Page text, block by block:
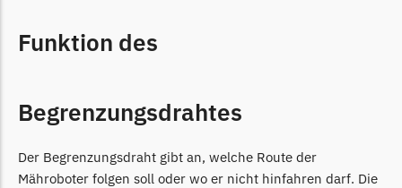
Powerplus
Begrenzungsdraht
Funktion des
Begrenzungsdrahtes
Der Begrenzungsdraht gibt an, welche Route der
Mähroboter folgen soll oder wo er nicht hinfahren darf. Die